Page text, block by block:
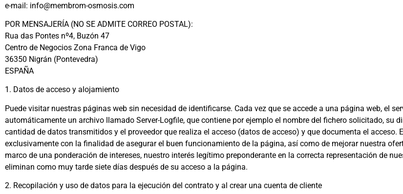
e-mail: info@membrom-osmosis.com
POR MENSAJERÍA (NO SE ADMITE CORREO POSTAL):
Rua das Pontes nº4, Buzón 47
Centro de Negocios Zona Franca de Vigo
36350 Nigrán (Pontevedra)
ESPAÑA
1. Datos de acceso y alojamiento
Puede visitar nuestras páginas web sin necesidad de identificarse. Cada vez que se accede a una página web, el
automáticamente un archivo llamado Server-Logfile, que contiene por ejemplo el nombre del fichero solicitado, su
cantidad de datos transmitidos y el proveedor que realiza el acceso (datos de acceso) y que documenta el acceso.
exclusivamente con la finalidad de asegurar el buen funcionamiento de la página, así como de mejorar nuestra
marco de una ponderación de intereses, nuestro interés legítimo preponderante en la correcta representación de
eliminan como muy tarde siete días después de su acceso a la página.
2. Recopilación y uso de datos para la ejecución del contrato y al crear una cuenta de cliente